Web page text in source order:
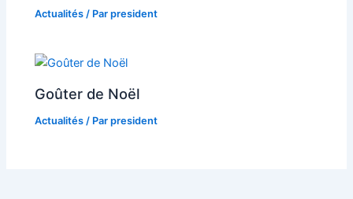
Actualités / Parpresident
Goûter de Noël
Actualités / Parpresident